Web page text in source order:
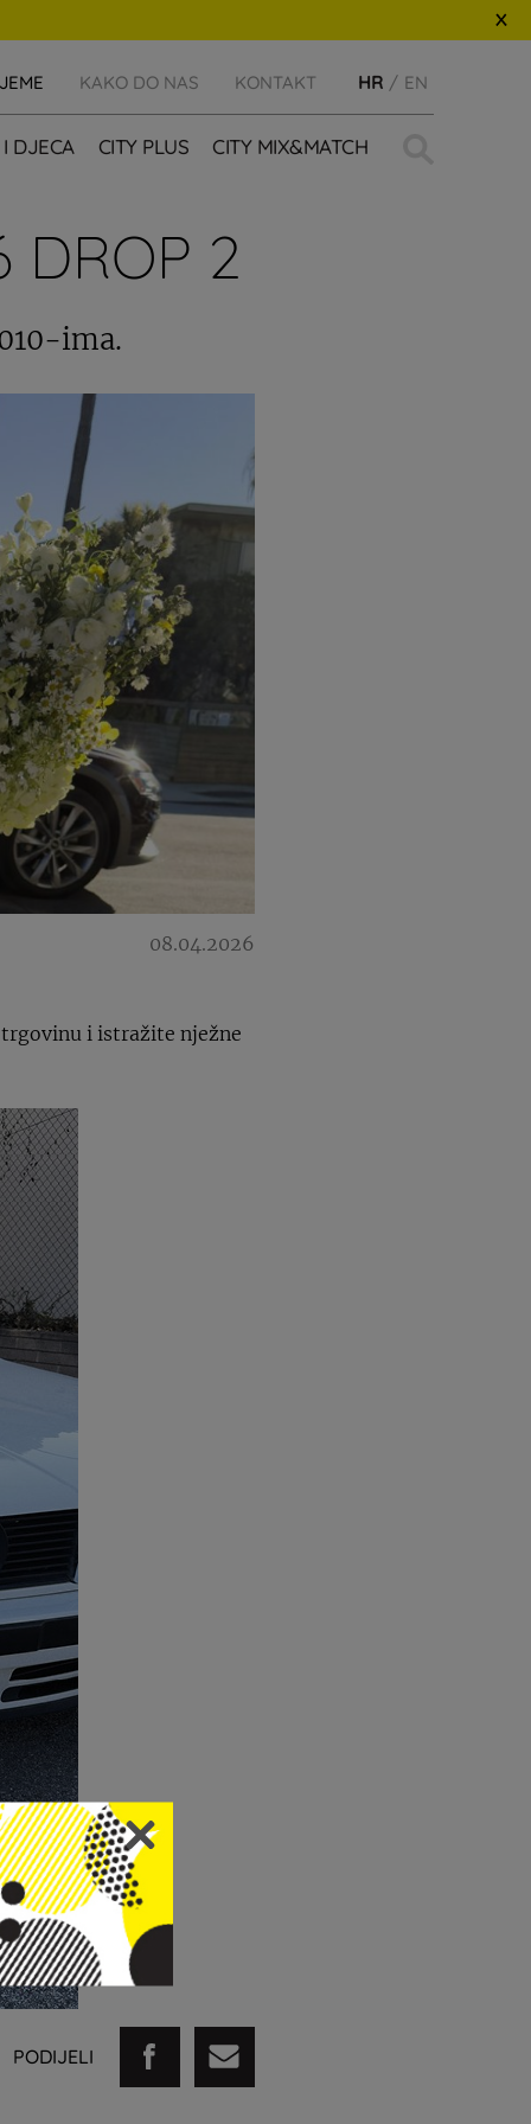
KAKO DO NAS KONTAKT HR EN
DJECA CITY PLUS CITY MIX&MATCH
DROP 2
ima.
08.04.2026
i istražite nježne
PODIJELI